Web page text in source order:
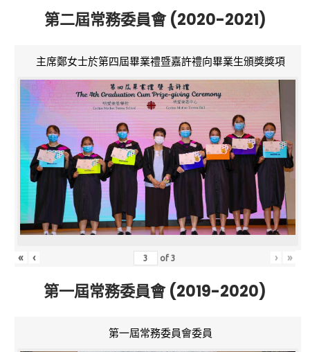
第二屆常務委員會 (2020-2021)
主席鄭女士於第四屆畢業禮暨嘉許禮向畢業生頒獎獎項
« ‹ of3 › »
第一屆常務委員會 (2019-2020)
第一屆常務委員會委員